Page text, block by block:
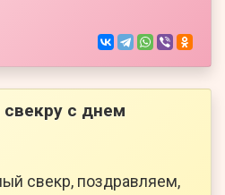
с днем
свекр, поздравляем,